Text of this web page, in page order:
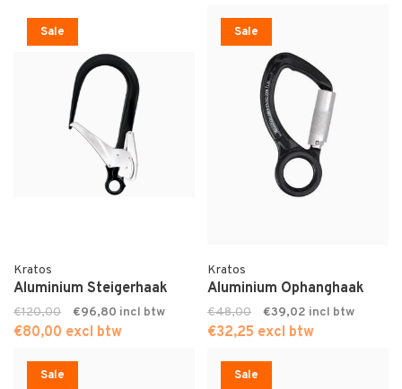
Sale
Kratos
Aluminium Steigerhaak
€120,00 €96,80
€80,00 excl btw
Sale
Kratos
Aluminium Ophanghaak
€48,00 €39,02
€32,25 excl btw
Sale Sale